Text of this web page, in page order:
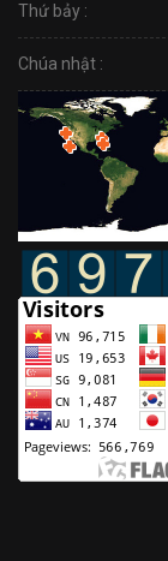
Thứ bảy :
Chúa nhật :